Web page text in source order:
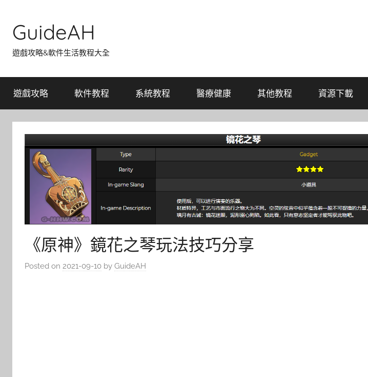
content
GuideAH
遊戲攻略&軟件生活教程大全
遊戲攻略 軟件教程 系統教程 醫療健康 其他教程 資源下載
《原神》鏡花之琴玩法技巧分享
Posted on 2021-09-10 by GuideAH